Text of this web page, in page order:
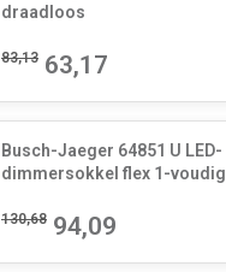
draadloos
83,13 63,17
Busch-Jaeger 64851 U LED-
dimmersokkel flex 1-voudig
130,68 94,09